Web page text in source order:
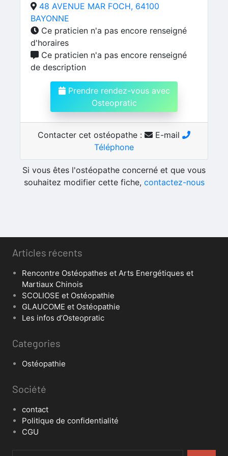
48 AVENUE MAR FOCH, 64100
BAYONNE
Ce praticien n'a pas encore renseigné
d'horaires
Ce praticien n'a pas encore renseigné
de description
Prendre rendez-vous avec
Osteopratic
Contacter cet ostéopathe :
E-mail
Téléphone
Si vous êtes l'ostéopathe concerné et que vous
souhaitez modifier cette fiche, contactez-nous
Articles récents
Rencontre Ostéopathes et Arts Energétiques et
Martiaux Chinois
SCOLIOSE et Ostéopathie
GLAUCOME et Ostéopathie
Les infos d’Osteopratic
Categories
Ostéopathie
Société
contact
Politique de confidentialité
CGU